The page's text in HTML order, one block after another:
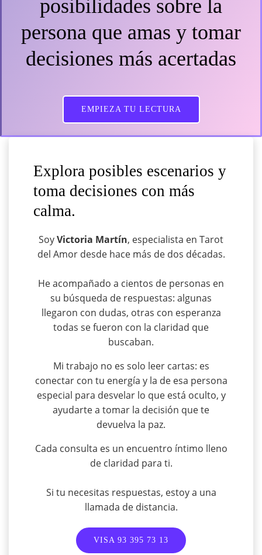
posibilidades sobre la
persona que amas y tomar
decisiones más acertadas
EMPIEZA TU LECTURA
Explora posibles escenarios y
toma decisiones con más
calma.
SoyVictoria Martín, especialista en Tarot
del Amor desde hace más de dos décadas.
He acompañado a cientos de personas en
su búsqueda de respuestas: algunas
llegaron con dudas, otras con esperanza
todas se fueron con la claridad que
buscaban.
Mi trabajo no es solo leer cartas: es
conectar con tu energía y la de esa persona
especial para desvelar lo que está oculto, y
ayudarte a tomar la decisión que te
devuelva la paz.
Cada consulta es un encuentro íntimo lleno
de claridad para ti.
Si tu necesitas respuestas, estoy a una
llamada de distancia.
VISA 93 395 73 13